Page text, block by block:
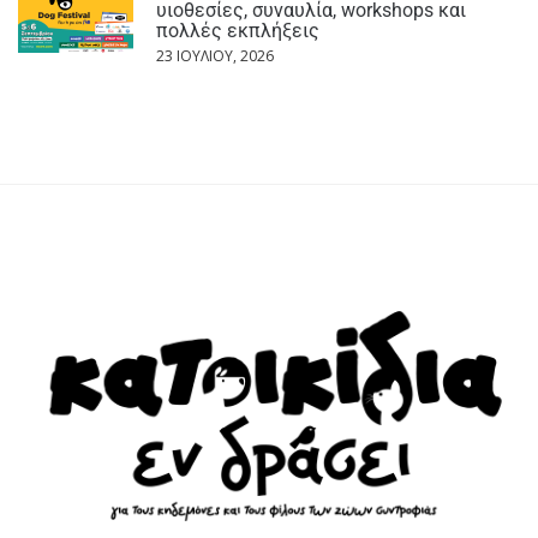
υιοθεσίες, συναυλία, workshops και
πολλές εκπλήξεις
23 ΙΟΥΛΊΟΥ, 2026